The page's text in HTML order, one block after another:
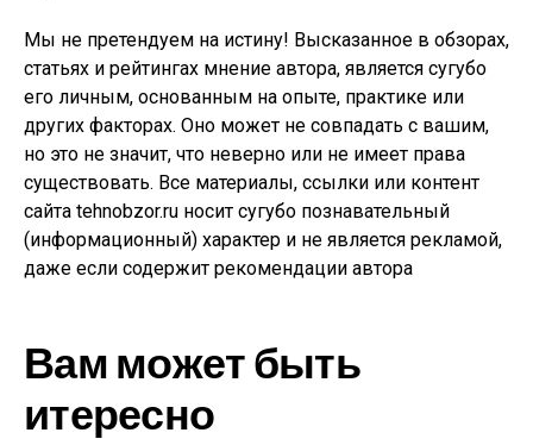
Мы не претендуем на истину! Высказанное в обзорах,
статьях и рейтингах мнение автора, является сугубо
его личным, основанным на опыте, практике или
других факторах. Оно может не совпадать с вашим,
но это не значит, что неверно или не имеет права
существовать. Все материалы, ссылки или контент
сайта tehnobzor.ru носит сугубо познавательный
(информационный) характер и не является рекламой,
даже если содержит рекомендации автора
Вам может быть
итересно